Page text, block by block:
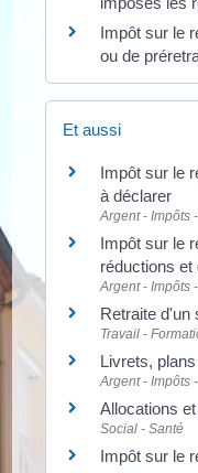
Impôt sur le
ou de
Et aussi
Impôt sur le
à déclarer
Argent - Impôts
Impôt sur le
réductions
Argent - Impôts
Retraite d'un
Travail -
Livrets,
Argent - Impôts
Allocations
Social - Santé
Impôt sur le